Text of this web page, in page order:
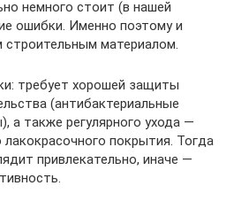
немного стоит (в нашей
ошибки. Именно поэтому и
материалом.
требует хорошей защиты
(антибактериальные
а также регулярного ухода —
покрытия. Тогда
привлекательно, иначе —